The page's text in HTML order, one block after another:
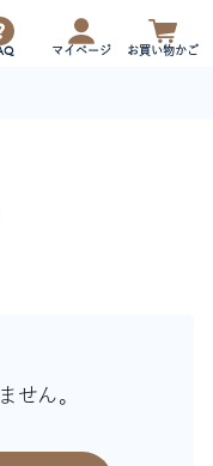
マイページ お買い物かご
せん。